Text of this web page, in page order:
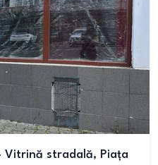
Vitrină stradală, Piața